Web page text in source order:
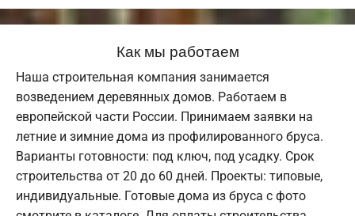
Как мы работаем
Наша строительная компания занимается
возведением деревянных домов. Работаем в
европейской части России. Принимаем заявки на
летние и зимние дома из профилированного бруса.
Варианты готовности: под ключ, под усадку. Срок
строительства от 20 до 60 дней. Проекты: типовые,
индивидуальные. Готовые дома из бруса с фото